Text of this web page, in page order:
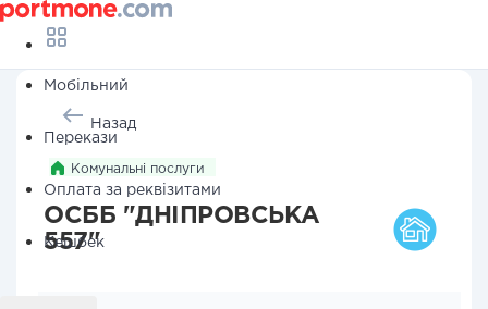
Мобільний
Перекази
Оплата за реквізитами
Кешбек
Назад
Комунальні послуги
ОСББ "ДНІПРОВСЬКА
557"